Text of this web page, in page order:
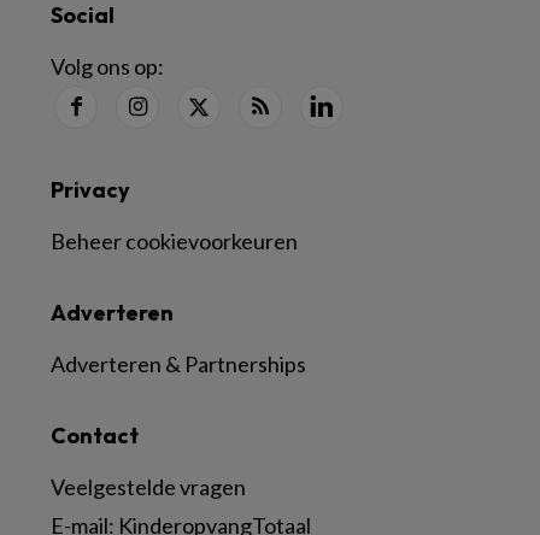
Social
Volg ons op:
Contact
Veelgestelde vragen
E-mail: KinderopvangTotaal
Adverteren
Adverteren & Partnerships
Privacy
Beheer cookievoorkeuren